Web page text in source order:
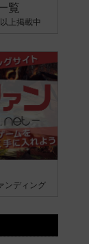
覧
上掲載中
ンディング